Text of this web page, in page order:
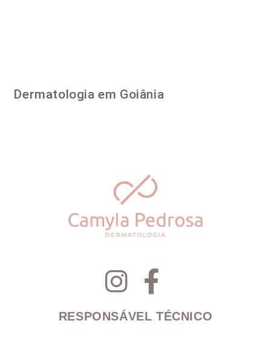
Dermatologia em Goiânia
RESPONSÁVEL TÉCNICO